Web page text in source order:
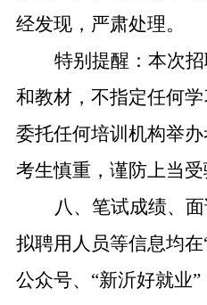
经发现，严肃处理。
特别提醒：本次
和教材，不指定任何
委托任何培训机构举
考生慎重，谨防上当受
八、笔试成绩、
拟聘用人员等信息均
公众号、“新沂好就业”